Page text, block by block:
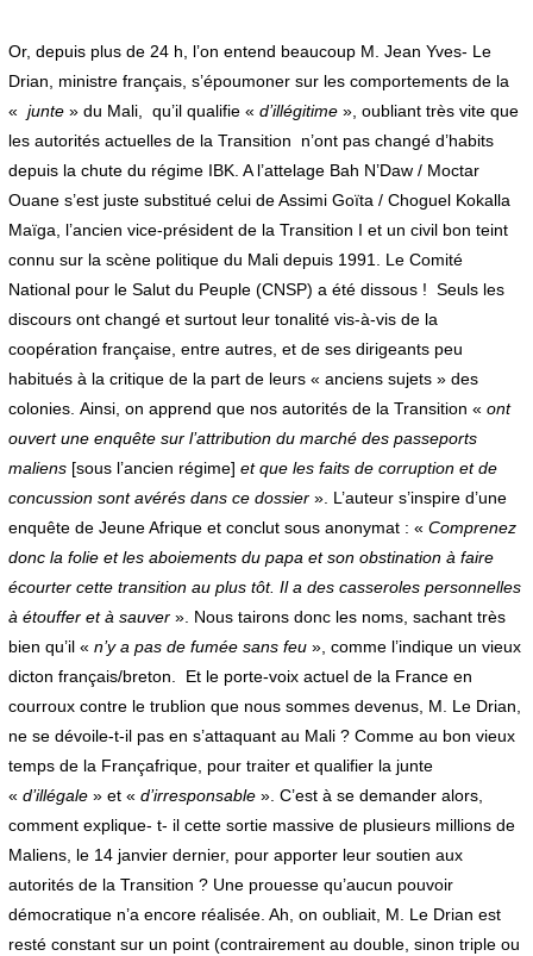
Or, depuis plus de 24 h, l’on entend beaucoup M. Jean Yves- Le
Drian, ministre français, s’époumoner sur les comportements de la
« junte» du Mali, qu’il qualifie « d’illégitime», oubliant très vite que
les autorités actuelles de la Transition n’ont pas changé d’habits
depuis la chute du régime IBK. A l’attelage Bah N’Daw / Moctar
Ouane s’est juste substitué celui de Assimi Goïta / Choguel Kokalla
Maïga, l’ancien vice-président de la Transition I et un civil bon teint
connu sur la scène politique du Mali depuis 1991. Le Comité
National pour le Salut du Peuple (CNSP) a été dissous ! Seuls les
discours ont changé et surtout leur tonalité vis-à-vis de la
coopération française, entre autres, et de ses dirigeants peu
habitués à la critique de la part de leurs « anciens sujets » des
colonies. Ainsi, on apprend que nos autorités de la Transition « ont
ouvert une enquête sur l’attribution du marché des passeports
maliens[sous l’ancien régime] et que les faits de corruption et de
concussion sont avérés dans ce dossier». L’auteur s’inspire d’une
enquête de Jeune Afrique et conclut sous anonymat : « Comprenez
donc la folie et les aboiements du papa et son obstination à faire
écourter cette transition au plus tôt. Il a des casseroles personnelles
à étouffer et à sauver». Nous tairons donc les noms, sachant très
bien qu’il « n’y a pas de fumée sans feu», comme l’indique un vieux
dicton français/breton. Et le porte-voix actuel de la France en
courroux contre le trublion que nous sommes devenus, M. Le Drian,
ne se dévoile-t-il pas en s’attaquant au Mali ? Comme au bon vieux
temps de la Françafrique, pour traiter et qualifier la junte
« d’illégale» et « d’irresponsable». C’est à se demander alors,
comment explique- t- il cette sortie massive de plusieurs millions de
Maliens, le 14 janvier dernier, pour apporter leur soutien aux
autorités de la Transition ? Une prouesse qu’aucun pouvoir
démocratique n’a encore réalisée. Ah, on oubliait, M. Le Drian est
resté constant sur un point (contrairement au double, sinon triple ou